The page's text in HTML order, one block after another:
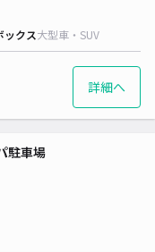
ックス大型車・SUV
詳細へ
駐車場